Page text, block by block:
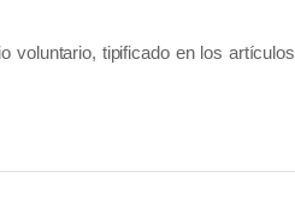
voluntario, tipificado en los artículos